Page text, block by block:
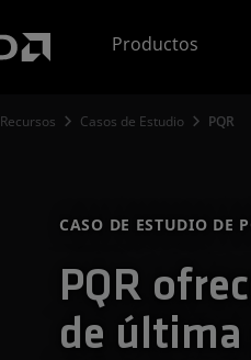
Productos
Recursos Casos de Estudio PQR
CASO DE ESTUDIO DE
PQR
de última